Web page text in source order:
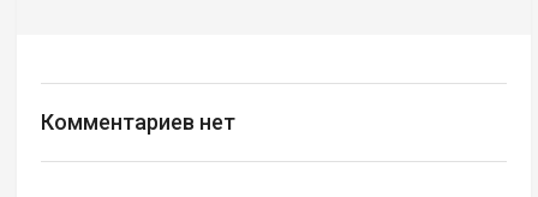
Комментариев нет